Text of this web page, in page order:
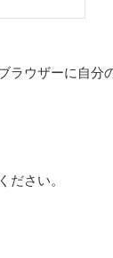
ラウザーに自分
ださい。